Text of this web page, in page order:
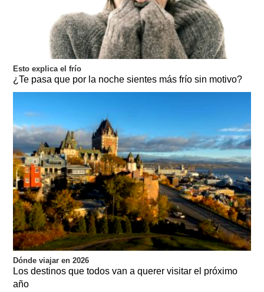
Esto explica el frío
¿Te pasa que por la noche sientes más frío sin motivo?
Dónde viajar en 2026
Los destinos que todos van a querer visitar el próximo
año